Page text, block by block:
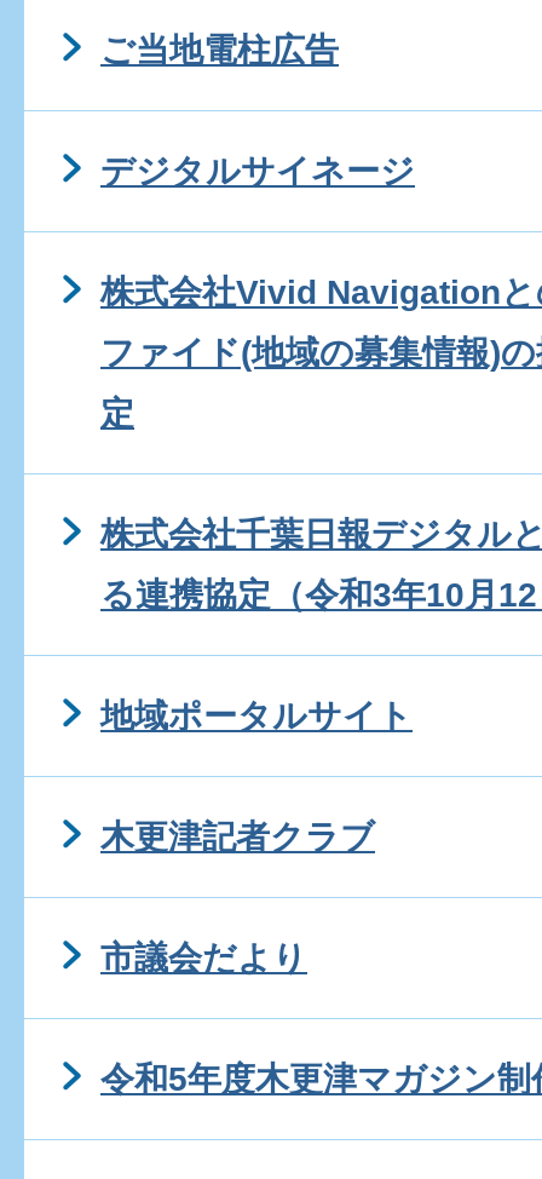
ご当地電柱広告
デジタルサイネージ
株式会社Vivid Navigation
ファイド(地域の募集情報)
定
株式会社千葉日報デジタル
る連携協定（令和3年10月
地域ポータルサイト
木更津記者クラブ
市議会だより
令和5年度木更津マガジン